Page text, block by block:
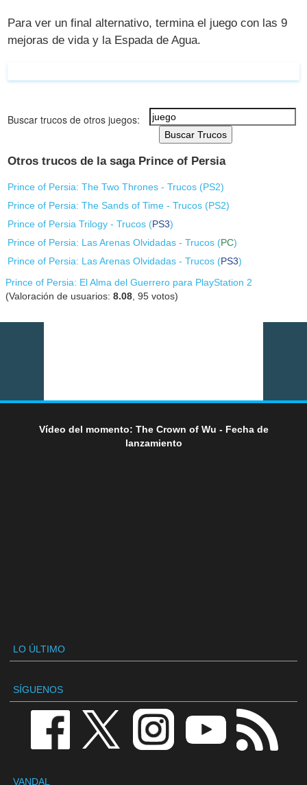
Para ver un final alternativo, termina el juego con las 9
mejoras de vida y la Espada de Agua.
Buscar trucos de otros juegos:
Buscar Trucos
Otros trucos de la saga Prince of Persia
Prince of Persia: The Two Thrones - Trucos (PS2)
Prince of Persia: The Sands of Time - Trucos (PS2)
Prince of Persia Trilogy - Trucos (PS3)
Prince of Persia: Las Arenas Olvidadas - Trucos (PC)
Prince of Persia: Las Arenas Olvidadas - Trucos (PS3)
Prince of Persia: El Alma del Guerrero para PlayStation 2
(Valoración de usuarios:8.08 ,95 votos)
Vídeo del momento: The Crown of Wu - Fecha de
lanzamiento
LO ÚLTIMO
SÍGUENOS
VANDAL